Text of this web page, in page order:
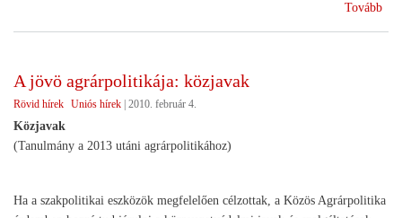
Tovább
A jövö agrárpolitikája: közjavak
Rövid hírek Uniós hírek 2010. február 4.
Közjavak
(Tanulmány a 2013 utáni agrárpolitikához)
Ha a szakpolitikai eszközök megfelelően célzottak, a Közös Agrárpolitika